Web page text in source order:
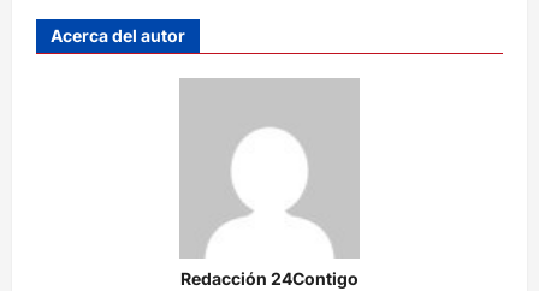
Acerca del autor
Redacción 24Contigo